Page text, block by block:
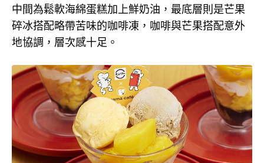
中間為鬆軟海綿蛋糕加上鮮奶油，最底層則是芒果
碎冰搭配略帶苦味的咖啡凍，咖啡與芒果搭配意外
地協調，層次感十足。